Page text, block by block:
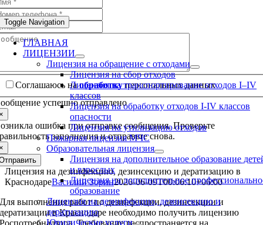
Toggle Navigation
ГЛАВНАЯ
ЛИЦЕНЗИИ
Лицензия на обращение с отходами
Лицензия на сбор отходов
Лицензия на транспортирование отходов I–IV
классов
Лицензия на обработку отходов I-IV классов
опасности
Лицензия на утилизацию отходов
Пожарная лицензия МЧС
Образовательная лицензия
Лицензия на дополнительное образование
и взрослых
Лицензия на дополнительное
образование
Лицензия на дезинфекцию, дезинсекцию и
дератизацию
Юридические услуги
Соглашаюсь наобработкуперсональных данных
успешно отправлено
ошибка при отправке сообщения. Проверьте
заполнения и отправьте снова.
Лицензия на дезинфекцию, дезинсекцию и дератизацию в
КраснодареВасилий Зорин2026-06-09T00:06:10+06:00
Для выполнения работ по дезинфекции, дезинсекции и
дератизации в Краснодаре необходимо получить лицензию
Роспотребнадзора. Требование распространяется на